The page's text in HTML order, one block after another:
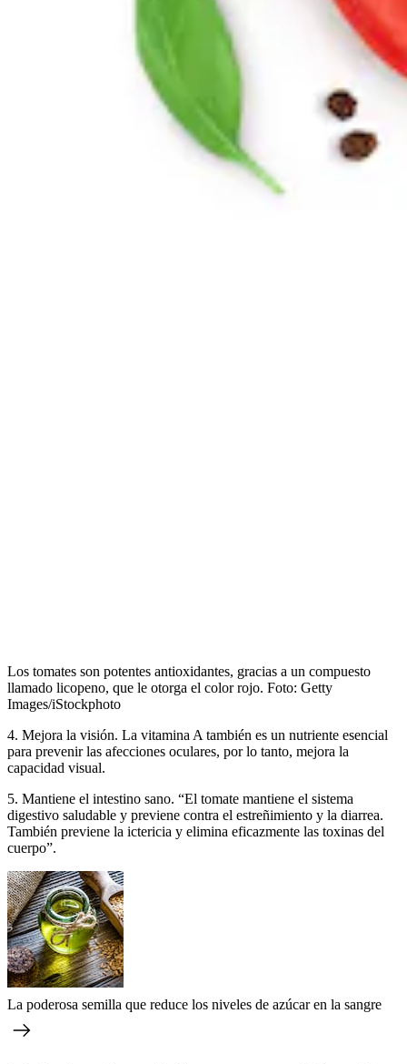
Los tomates son potentes antioxidantes, gracias a un compuesto
llamado licopeno, que le otorga el color rojo. Foto: Getty
Images/iStockphoto
4. Mejora la visión. La vitamina A también es un nutriente esencial
para prevenir las afecciones oculares, por lo tanto, mejora la
capacidad visual.
5. Mantiene el intestino sano. “El tomate mantiene el sistema
digestivo saludable y previene contra el estreñimiento y la diarrea.
También previene la ictericia y elimina eficazmente las toxinas del
cuerpo”.
La poderosa semilla que reduce los niveles de azúcar en la sangre